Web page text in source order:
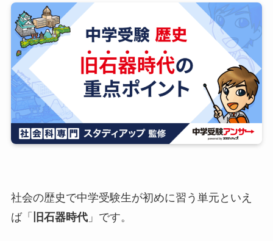
社会の歴史で中学受験生が初めに習う単元といえ
ば「
旧石器時代」です。